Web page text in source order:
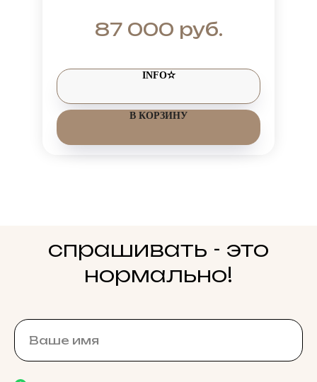
ПУДРОВОМ ЦВЕТЕ
87 000 руб.
INFO✫
В КОРЗИНУ
спрашивать - это
нормально!